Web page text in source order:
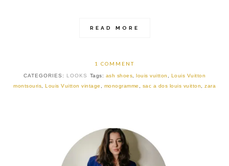
READ MORE
1 COMMENT
CATEGORIES: LOOKS Tags: ash shoes, louis vuitton , Louis Vuitton
montsouris, Louis Vuitton vintage , monogramme , sac a dos louis vuitton, zara